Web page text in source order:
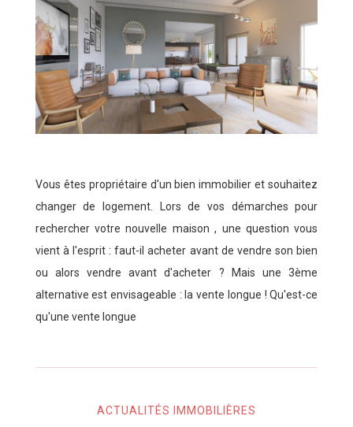
Vous êtes propriétaire d'un bien immobilier et souhaitez
changer de logement. Lors de vos démarches pour
rechercher votre nouvelle maison , une question vous
vient à l'esprit : faut-il acheter avant de vendre son bien
ou alors vendre avant d'acheter ? Mais une 3ème
alternative est envisageable : la vente longue ! Qu'est-ce
qu'une vente longue
ACTUALITÉS IMMOBILIÈRES